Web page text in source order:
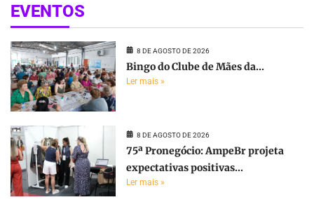
EVENTOS
8 DE AGOSTO DE 2026
Bingo do Clube de Mães da...
Ler mais »
8 DE AGOSTO DE 2026
75ª Pronegócio: AmpeBr projeta
expectativas positivas...
Ler mais »